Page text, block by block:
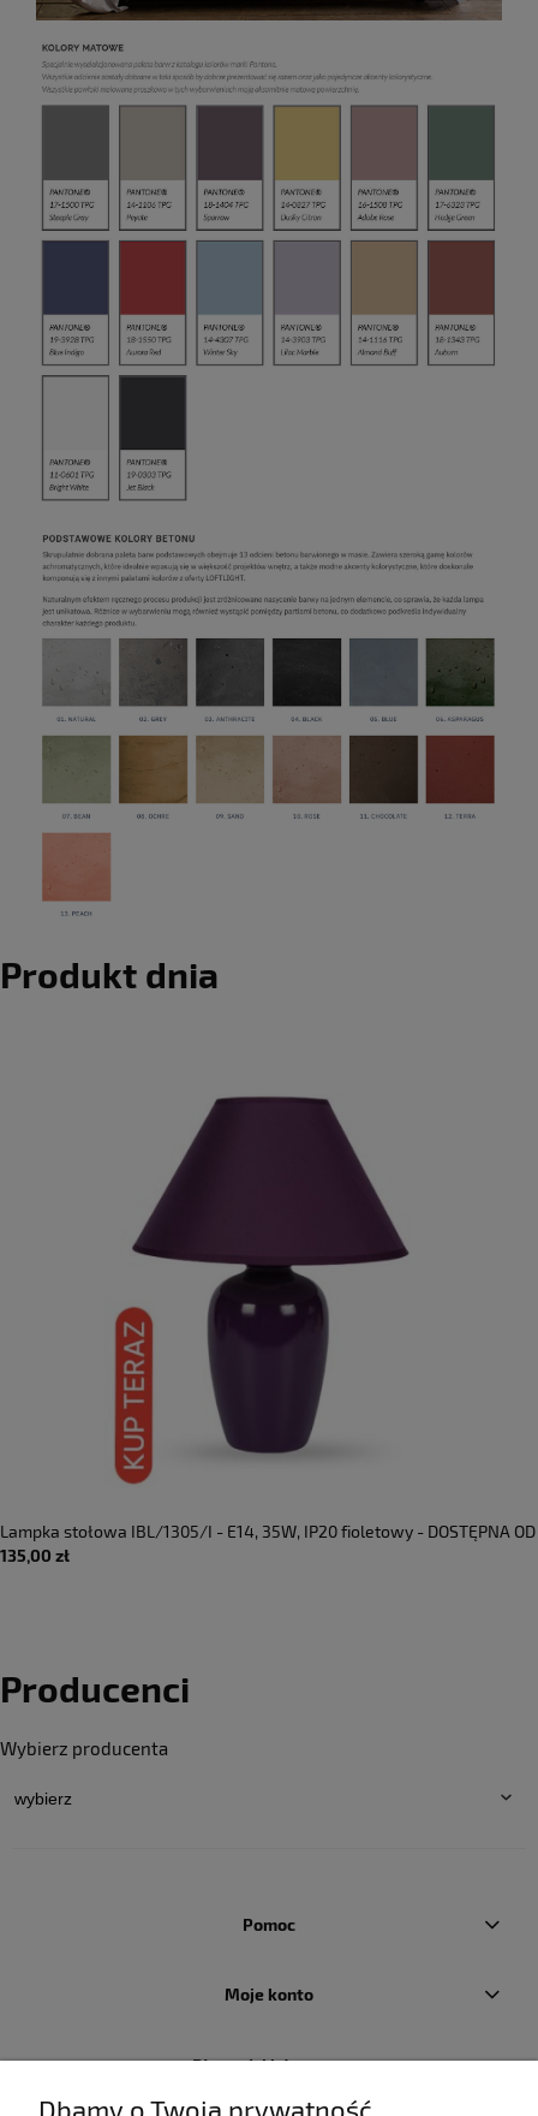
Produkt dnia
Lampka stołowa IBL/1305/I - E14, 35W, IP20 fioletowy - DOSTĘPNA OD
RĘKI
135,00 zł
Producenci
Wybierz producenta
Pomoc
Moje konto
Płatności i dostawa
Dbamy o Twoją prywatność